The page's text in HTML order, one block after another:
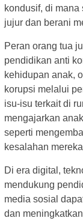
kondusif, di
jujur dan berani
Peran orang tua
pendidikan anti
kehidupan anak,
korupsi melalui
isu-isu terkait di
mengajarkan
seperti
kesalahan
Di era digital,
mendukung
media sosial
dan